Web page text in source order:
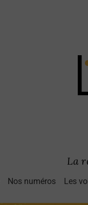
La
Nos numéros Les